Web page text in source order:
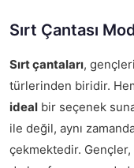
Sırt Çantası
Sırt çantaları,
türlerinden biridir.
ideal bir seçenek
ile değil, aynı
çekmektedir. Gençler,